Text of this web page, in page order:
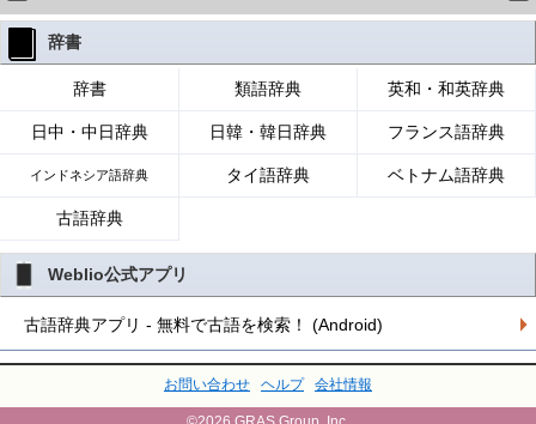
辞書
辞書 類語辞典 英和・和英辞典
日中・中日辞典 日韓・韓日辞典 フランス語辞典
インドネシア語辞典 タイ語辞典 ベトナム語辞典
古語辞典
Weblio公式アプリ
古語辞典アプリ - 無料で古語を検索！ (Android)
お問い合わせ ヘルプ 会社情報